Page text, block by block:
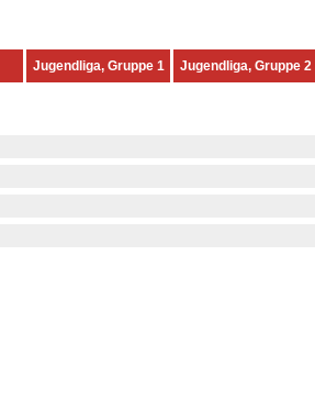
Jugendliga, Gruppe 1 Jugendliga, Gruppe 2